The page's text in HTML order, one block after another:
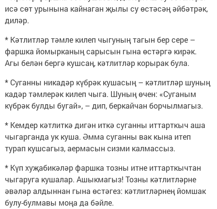
исә сөт урынына кайнаган җылы су өстәсәң әйбәтрәк,
диләр.
* Кәтлитләр тәмле килеп чыгуның тагын бер сере –
фаршка йомырканың сарысын гына өстәргә кирәк.
Агы белән бергә кушсаң, кәтлитләр корырак була.
* Суганны никадәр күбрәк кушасың – кәтлитләр шуның
кадәр тәмлерәк килеп чыга. Шуның өчен: «Суганым
күбрәк булды бугай», – дип, беркайчан борчылмагыз.
* Кемдер кәтлиткә дигән иткә суганны иттарткыч аша
чыгарганда ук куша. Әмма суганны вак кына итеп
турап кушсагыз, аермасын сизми калмассыз.
* Күп хуҗабикәләр фаршка тозны итне иттарткычтан
чыгаруга кушалар. Ашыкмагыз! Тозны кәтлитләрне
әвәләр алдыннан гына өстәгез: кәтлитләрнең йомшак
булу-булмавы моңа да бәйле.